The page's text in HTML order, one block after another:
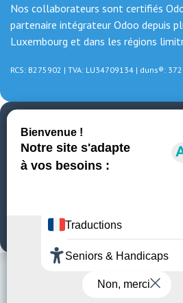
CONTACT
📞 Appelez nous maintenant
+352 20 22 53 48 |
Nos collaborateurs sont certifiés
partenaire intégrateur Odoo depuis
Luxembourg et dans les régions
RCS: B275902 | TVA: LU34709134 | duns®:
Copyright 2026© XVLC - réalisé
V19 - XVLC Consulting